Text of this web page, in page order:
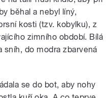
běhal a nebyl líný,
kosti (tzv. kobylku), z
zimního období. Bílá
sníh, do modra zbarvená
se do bot, aby nohy